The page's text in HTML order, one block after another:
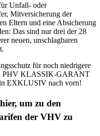
Unfall- oder
Mitversicherung der
Eltern und eine Absicherung
Das sind nur drei der 28
neuen, unschlagbaren
für noch niedrigere
PHV KLASSIK-GARANT
EXKLUSIV nach vorn!
um zu den
der VHV zu